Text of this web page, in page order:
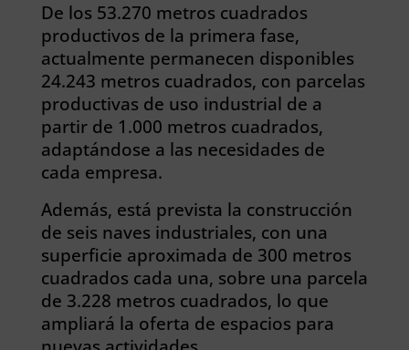
De los 53.270 metros cuadrados
productivos de la primera fase,
actualmente permanecen disponibles
24.243 metros cuadrados, con parcelas
productivas de uso industrial de a
partir de 1.000 metros cuadrados,
adaptándose a las necesidades de
cada empresa.
Además, está prevista la construcción
de seis naves industriales, con una
superficie aproximada de 300 metros
cuadrados cada una, sobre una parcela
de 3.228 metros cuadrados, lo que
ampliará la oferta de espacios para